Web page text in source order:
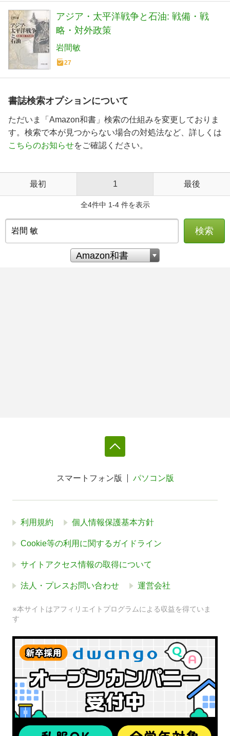
アジア・太平洋戦争と石油: 戦備・戦
略・対外政策
岩間敏
27
書誌検索オプションについて
ただいま「Amazon和書」検索の仕組みを変更しておりま
す。検索で本が見つからない場合の対処法など、詳しくは
こちらのお知らせをご確認ください。
最初 1 最後
全4件中 1-4 件を表示
検索
スマートフォン版 パソコン版
利用規約 個人情報保護基本方針
Cookie等の利用に関するガイドライン
サイトアクセス情報の取得について
法人・プレスお問い合わせ 運営会社
※本サイトはアフィリエイトプログラムによる収益を得ていま
す